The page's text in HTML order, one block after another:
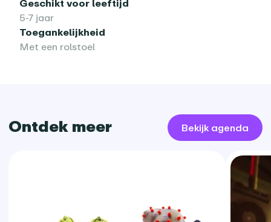
Geschikt voor leeftijd
5-7 jaar
Toegankelijkheid
Met een rolstoel
Ontdek meer Bekijk agenda